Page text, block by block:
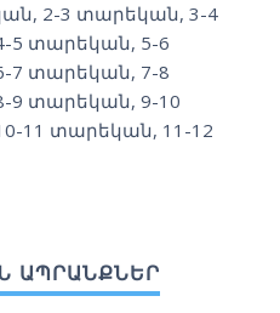
, 2-3 տարեկան, 3-4
5 տարեկան, 5-6
7 տարեկան, 7-8
9 տարեկան, 9-10
11 տարեկան, 11-12
ԱՊՐԱՆՔՆԵՐ